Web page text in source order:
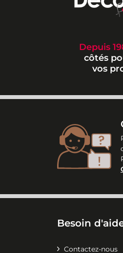
Depuis
côtés
vos
Besoin
Contactez-nous